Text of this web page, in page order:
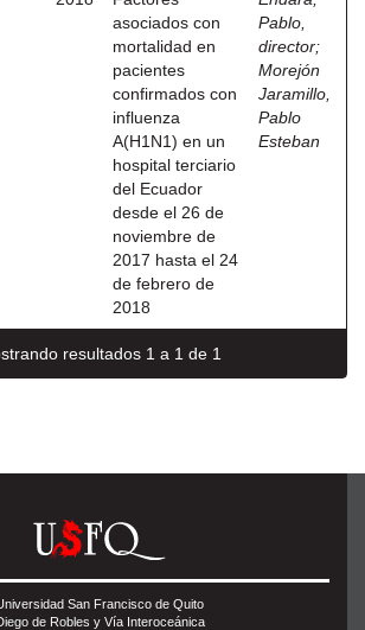
asociados con
mortalidad en
pacientes
confirmados con
influenza
A(H1N1) en un
hospital terciario
del Ecuador
desde el 26 de
noviembre de
2017 hasta el 24
de febrero de
2018
Pablo,
director;
Morejón
Jaramillo,
Pablo
Esteban
resultados 1 a 1 de 1
San Francisco de Quito
de Robles y Vía Interoceánica